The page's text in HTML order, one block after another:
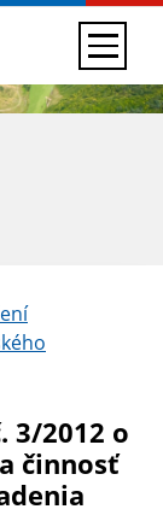
3/2012 o
činnosť